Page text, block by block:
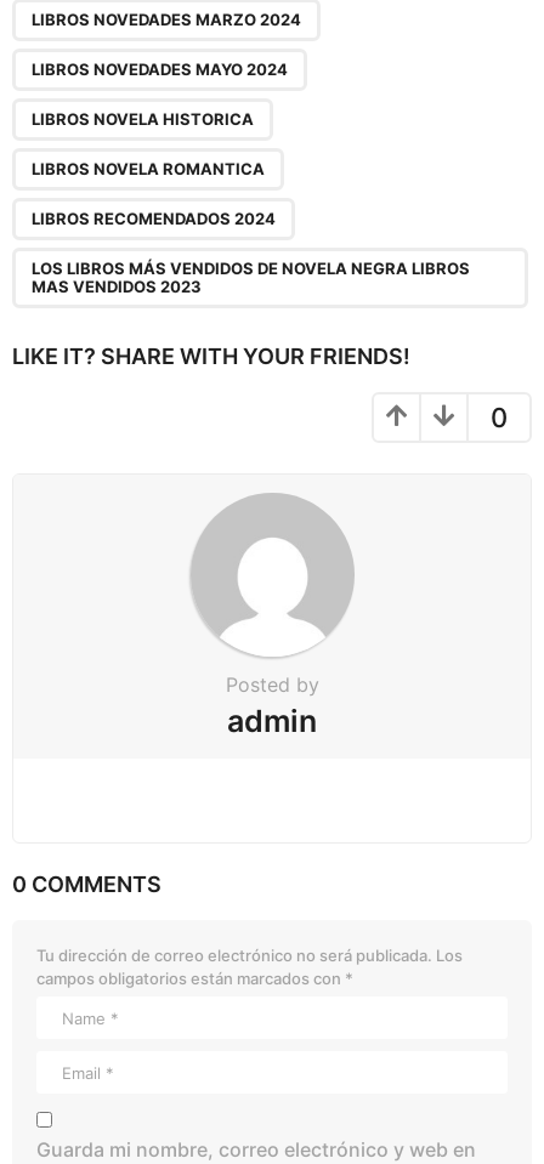
LIBROS NOVEDADES MARZO 2024
LIBROS NOVEDADES MAYO 2024
LIBROS NOVELA HISTORICA
LIBROS NOVELA ROMANTICA
LIBROS RECOMENDADOS 2024
LOS LIBROS MÁS VENDIDOS DE NOVELA NEGRA LIBROS
MAS VENDIDOS 2023
LIKE IT? SHARE WITH YOUR FRIENDS!
0
Posted by
admin
0 COMMENTS
Tu dirección de correo electrónico no será publicada. Los
campos obligatorios están marcados con *
Guarda mi nombre, correo electrónico y web en